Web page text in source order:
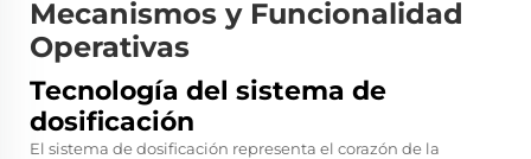
Mecanismos y Funcionalidad
Operativas
Tecnología del sistema de
dosificación
El sistema de dosificación representa el corazón de la